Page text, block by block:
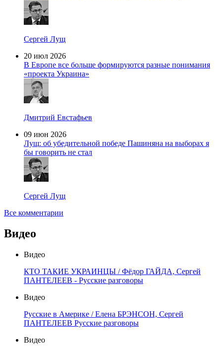
Сергей Лущ
20 июл 2026
В Европе все больше формируются разные понимания
«проекта Украина»
Дмитрий Евстафьев
09 июн 2026
Лущ: об убедительной победе Пашиняна на выборах я
бы говорить не стал
Сергей Лущ
Все комментарии
Видео
Видео
КТО ТАКИЕ УКРАИНЦЫ / Фёдор ГАЙДА, Сергей
ПАНТЕЛЕЕВ - Русские разговоры
Видео
Русские в Америке / Елена БРЭНСОН, Сергей
ПАНТЕЛЕЕВ Русские разговоры
Видео